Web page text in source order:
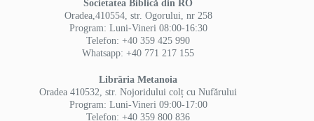
Societatea Biblică din RO
Oradea,410554, str. Ogorului, nr 258
Program: Luni-Vineri 08:00-16:30
Telefon: +40 359 425 990
Whatsapp: +40 771 217 155
Librăria Metanoia
Oradea 410532, str. Nojoridului colț cu Nufărului
Program: Luni-Vineri 09:00-17:00
Telefon: +40 359 800 836